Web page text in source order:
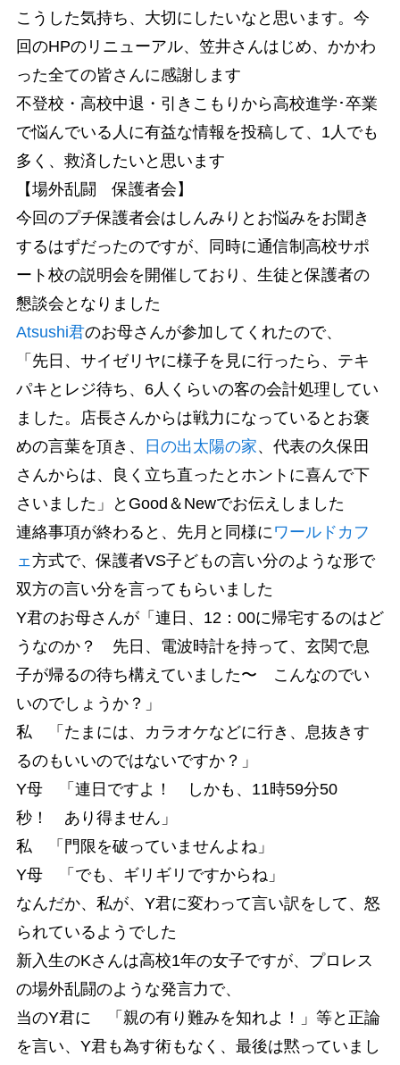
こうした気持ち、大切にしたいなと思います。今
回のHPのリニューアル、笠井さんはじめ、かかわ
った全ての皆さんに感謝します
不登校・高校中退・引きこもりから高校進学･卒業
で悩んでいる人に有益な情報を投稿して、1人でも
多く、救済したいと思います
【場外乱闘 保護者会】
今回のプチ保護者会はしんみりとお悩みをお聞き
するはずだったのですが、同時に通信制高校サポ
ート校の説明会を開催しており、生徒と保護者の
懇談会となりました
Atsushi君のお母さんが参加してくれたので、
「先日、サイゼリヤに様子を見に行ったら、テキ
パキとレジ待ち、6人くらいの客の会計処理してい
ました。店長さんからは戦力になっているとお褒
めの言葉を頂き、
日の出太陽の家、代表の久保田
さんからは、良く立ち直ったとホントに喜んで下
さいました」とGood＆Newでお伝えしました
連絡事項が終わると、先月と同様にワールドカフ
ェ方式で、保護者VS子どもの言い分のような形で
双方の言い分を言ってもらいました
Y君のお母さんが「連日、12：00に帰宅するのはど
うなのか？ 先日、電波時計を持って、玄関で息
子が帰るの待ち構えていました〜 こんなのでい
いのでしょうか？」
私 「たまには、カラオケなどに行き、息抜きす
るのもいいのではないですか？」
Y母 「連日ですよ！ しかも、11時59分50
秒！ あり得ません」
私 「門限を破っていませんよね」
Y母 「でも、ギリギリですからね」
なんだか、私が、Y君に変わって言い訳をして、怒
られているようでした
新入生のKさんは高校1年の女子ですが、プロレス
の場外乱闘のような発言力で、
当のY君に 「親の有り難みを知れよ！」等と正論
を言い、Y君も為す術もなく、最後は黙っていまし